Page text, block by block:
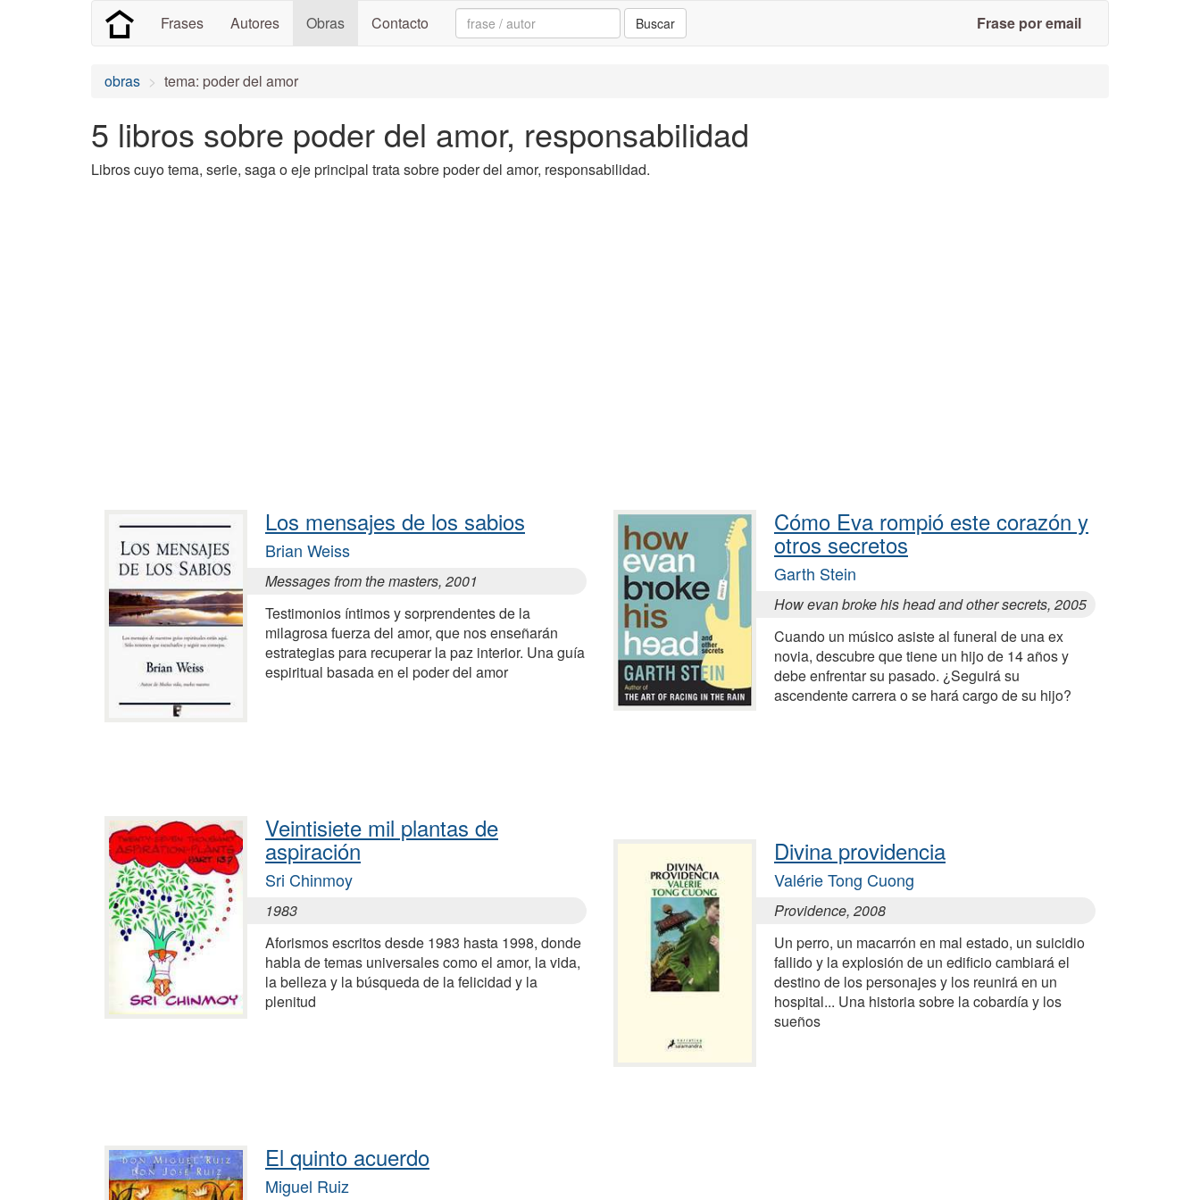
Frases Autores Obras Contacto Search: Buscar Frase por email
obras tema: poder del amor
5 libros sobre poder del amor, responsabilidad
Libros cuyo tema, serie, saga o eje principal trata sobre poder del amor, responsabilidad.
Los mensajes de los sabios
Brian Weiss
Messages from the masters, 2001
Testimonios íntimos y sorprendentes de la
milagrosa fuerza del amor, que nos enseñarán
estrategias para recuperar la paz interior. Una guía
espiritual basada en el poder del amor
Veintisiete mil plantas de
aspiración
Sri Chinmoy
1983
Aforismos escritos desde 1983 hasta 1998, donde
habla de temas universales como el amor, la vida,
la belleza y la búsqueda de la felicidad y la
plenitud
El quinto acuerdo
Miguel Ruiz
Cómo Eva rompió este corazón y
otros secretos
Garth Stein
How evan broke his head and other secrets, 2005
Cuando un músico asiste al funeral de una ex
novia, descubre que tiene un hijo de 14 años y
debe enfrentar su pasado. ¿Seguirá su
ascendente carrera o se hará cargo de su hijo?
Divina providencia
Valérie Tong Cuong
Providence, 2008
Un perro, un macarrón en mal estado, un suicidio
fallido y la explosión de un edificio cambiará el
destino de los personajes y los reunirá en un
hospital... Una historia sobre la cobardía y los
sueños